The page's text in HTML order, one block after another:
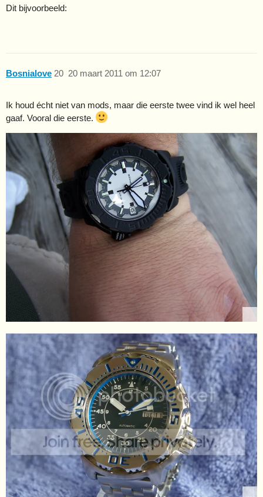
Dit bijvoorbeeld:
Bosnialove 20 maart 2011 om 12:07
20
Ik houd écht niet van mods, maar die eerste twee vind ik wel heel
gaaf. Vooral die eerste.